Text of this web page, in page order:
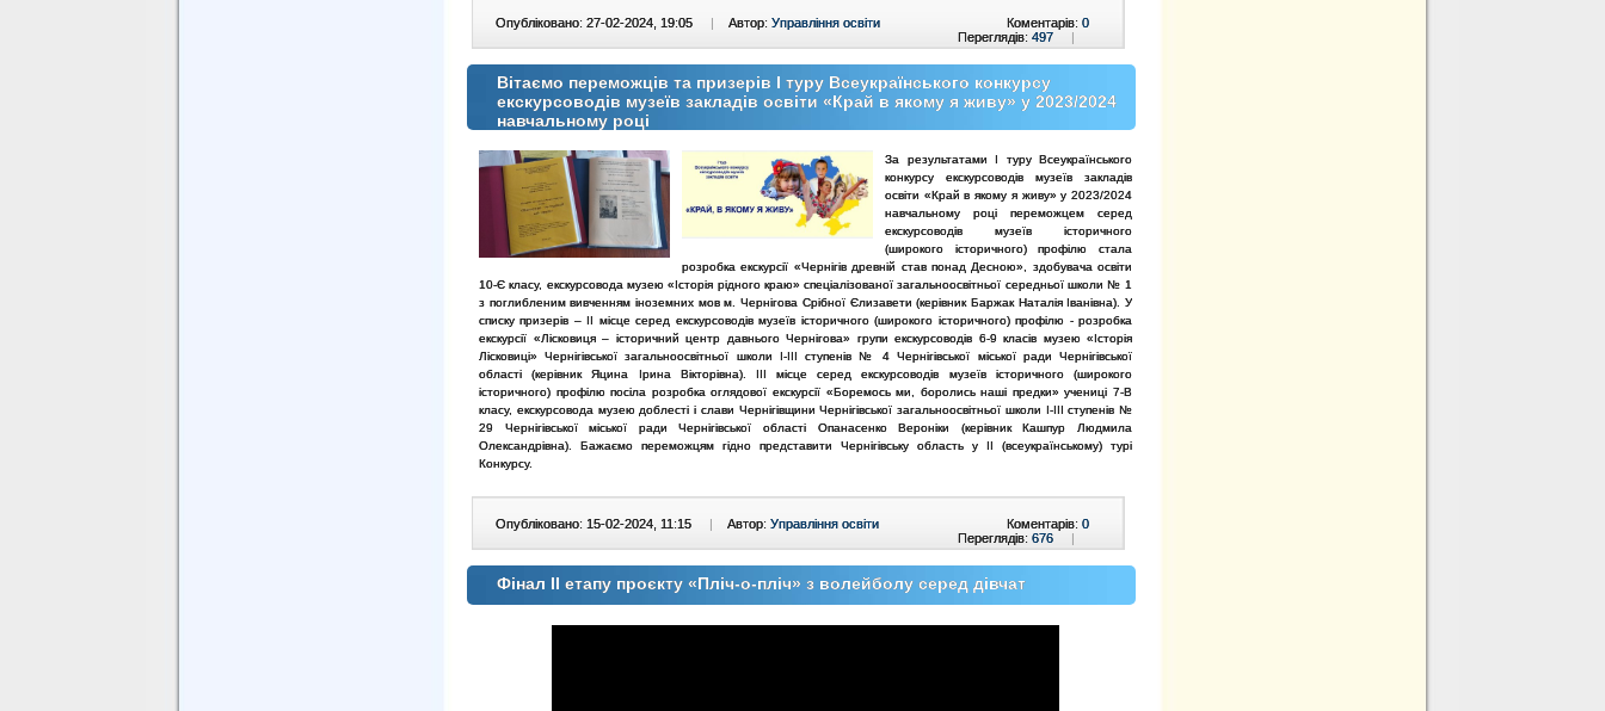
Опубліковано: 27-02-2024, 19:05 | Автор: Управління освіти Коментарів: 0
Переглядів: 497 |
Вітаємо переможців та призерів І туру Всеукраїнського конкурсу
екскурсоводів музеїв закладів освіти «Край в якому я живу» у 2023/2024
навчальному році
За результатами І туру Всеукраїнського
конкурсу екскурсоводів музеїв закладів
освіти «Край в якому я живу» у 2023/2024
навчальному році переможцем серед
екскурсоводів музеїв історичного
(широкого історичного) профілю стала
розробка екскурсії «Чернігів древній став понад Десною», здобувача освіти
10-Є класу, екскурсовода музею «Історія рідного краю» спеціалізованої загальноосвітньої середньої школи № 1
з поглибленим вивченням іноземних мов м. Чернігова Срібної Єлизавети (керівник Баржак Наталія Іванівна). У
списку призерів – ІІ місце серед екскурсоводів музеїв історичного (широкого історичного) профілю - розробка
екскурсії «Лісковиця – історичний центр давнього Чернігова» групи екскурсоводів 6-9 класів музею «Історія
Лісковиці» Чернігівської загальноосвітньої школи І-ІІІ ступенів № 4 Чернігівської міської ради Чернігівської
області (керівник Яцина Ірина Вікторівна). ІІІ місце серед екскурсоводів музеїв історичного (широкого
історичного) профілю посіла розробка оглядової екскурсії «Боремось ми, боролись наші предки» учениці 7-В
класу, екскурсовода музею доблесті і слави Чернігівщини Чернігівської загальноосвітньої школи І-ІІІ ступенів №
29 Чернігівської міської ради Чернігівської області Опанасенко Вероніки (керівник Кашпур Людмила
Олександрівна). Бажаємо переможцям гідно представити Чернігівську область у ІІ (всеукраїнському) турі
Конкурсу.
Опубліковано: 15-02-2024, 11:15 | Автор: Управління освіти Коментарів: 0
Переглядів: 676 |
Фінал ІІ етапу проєкту «Пліч-о-пліч» з волейболу серед дівчат